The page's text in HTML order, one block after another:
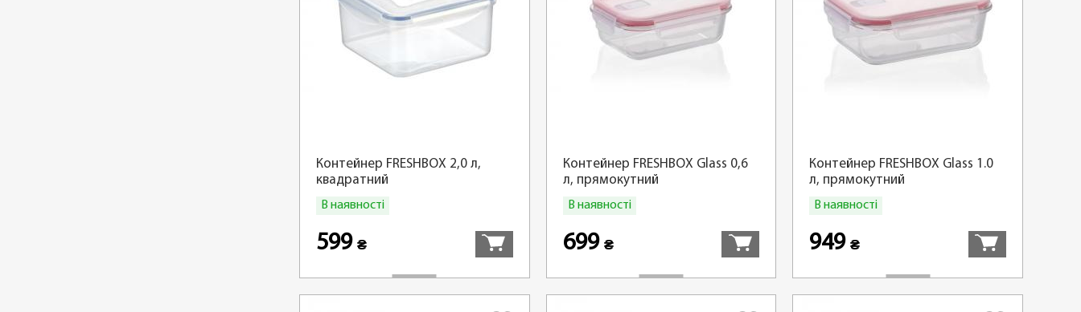
Контейнер FRESHBOX 2,0 л,
квадратний
В наявності
599 ₴
Контейнер FRESHBOX Glass 0,6
л, прямокутний
В наявності
699 ₴
Контейнер FRESHBOX Glass 1.0
л, прямокутний
В наявності
949₴